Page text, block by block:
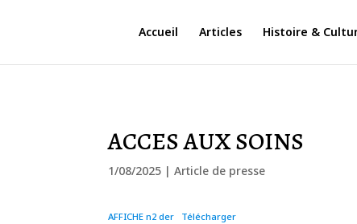
Accueil Articles Histoire &
ACCES AUX SOINS
1/08/2025 |Article de presse
AFFICHE n2 der
Télécharger